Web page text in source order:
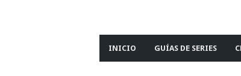
INICIO GUÍAS DE SERIES